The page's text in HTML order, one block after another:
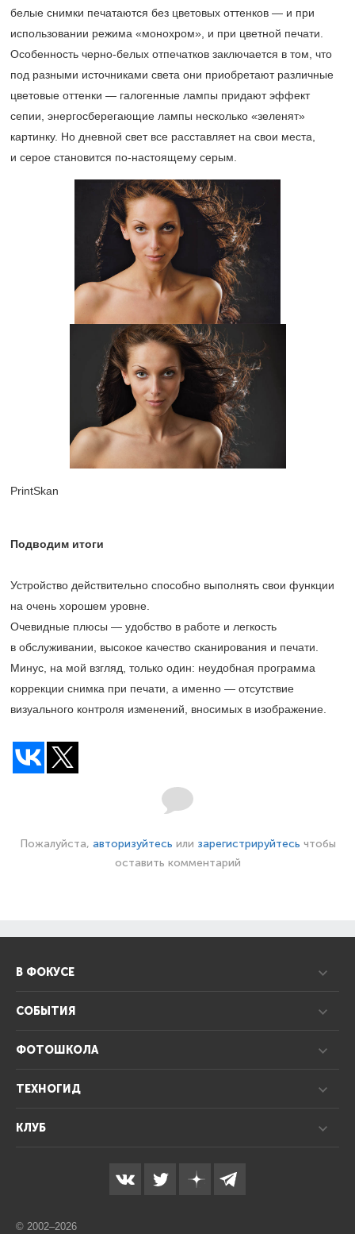
белые снимки печатаются без цветовых оттенков — и при
использовании режима «монохром», и при цветной печати.
Особенность черно-белых отпечатков заключается в том, что
под разными источниками света они приобретают различные
цветовые оттенки — галогенные лампы придают эффект
сепии, энергосберегающие лампы несколько «зеленят»
картинку. Но дневной свет все расставляет на свои места,
и серое становится по-настоящему серым.
PrintSkan
Подводим итоги
Устройство действительно способно выполнять свои функции
на очень хорошем уровне.
Очевидные плюсы — удобство в работе и легкость
в обслуживании, высокое качество сканирования и печати.
Минус, на мой взгляд, только один: неудобная программа
коррекции снимка при печати, а именно — отсутствие
визуального контроля изменений, вносимых в изображение.
Пожалуйста, авторизуйтесь или зарегистрируйтесь чтобы
оставить комментарий
В ФОКУСЕ
СОБЫТИЯ
ФОТОШКОЛА
ТЕХНОГИД
КЛУБ
© 2002–2026